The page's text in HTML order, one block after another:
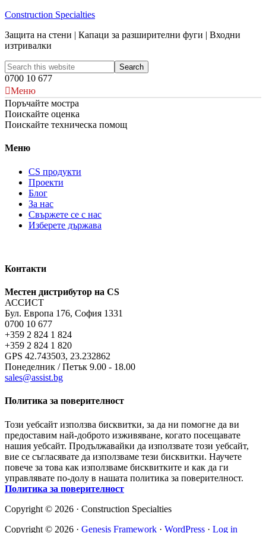
Construction Specialties
Защита на стени | Капаци за разширителни фуги | Входни
изтривалки
0700 10 677
Меню
Поръчайте мостра
Поискайте оценка
Поискайте техническа помощ
Меню
CS продукти
Проекти
Блог
За нас
Свържете се с нас
Изберете държава
Контакти
Местен дистрибутор на CS
АССИСТ
Бул. Европа 176, София 1331
0700 10 677
+359 2 824 1 824
+359 2 824 1 820
GPS 42.743503, 23.232862
Понеделник / Петък 9.00 - 18.00
sales@assist.bg
Политика за поверителност
Този уебсайт използва бисквитки, за да ни помогне да ви
предоставим най-доброто изживяване, когато посещавате
нашия уебсайт. Продължавайки да използвате този уебсайт,
вие се съгласявате да използваме тези бисквитки. Научете
повече за това как използваме бисквитките и как да ги
управлявате по-долу в нашата политика за поверителност.
Политика за поверителност
Copyright © 2026 · Construction Specialties
Copyright © 2026 · Genesis Framework · WordPress · Log in